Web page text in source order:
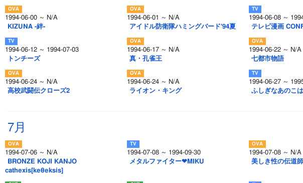
1994-06-00 ～ N/A
KIZUNA -絆-
1994-06-01 ～ N/A
アイドル防衛隊ハミングバード'94夏
1994-06-08 ～
テレビ漫画
1994-06-12 ～ 1994-07-03
トンチーズ
1994-06-17 ～ N/A
真・孔雀王
1994-06-22 ～ N/A
七都市物語
1994-06-24 ～ N/A
高校武闘伝クローズ2
1994-06-24 ～ N/A
ライオン・キング
1994-06-27 ～
ふしぎなあのこ
7月
1994-07-06 ～ N/A
BRONZE KOJI KANJO
cathexis[keθeksis]
1994-07-08 ～ 1994-09-30
メタルファイター❤MIKU
1994-07-08 ～ N/A
美しき性の伝道